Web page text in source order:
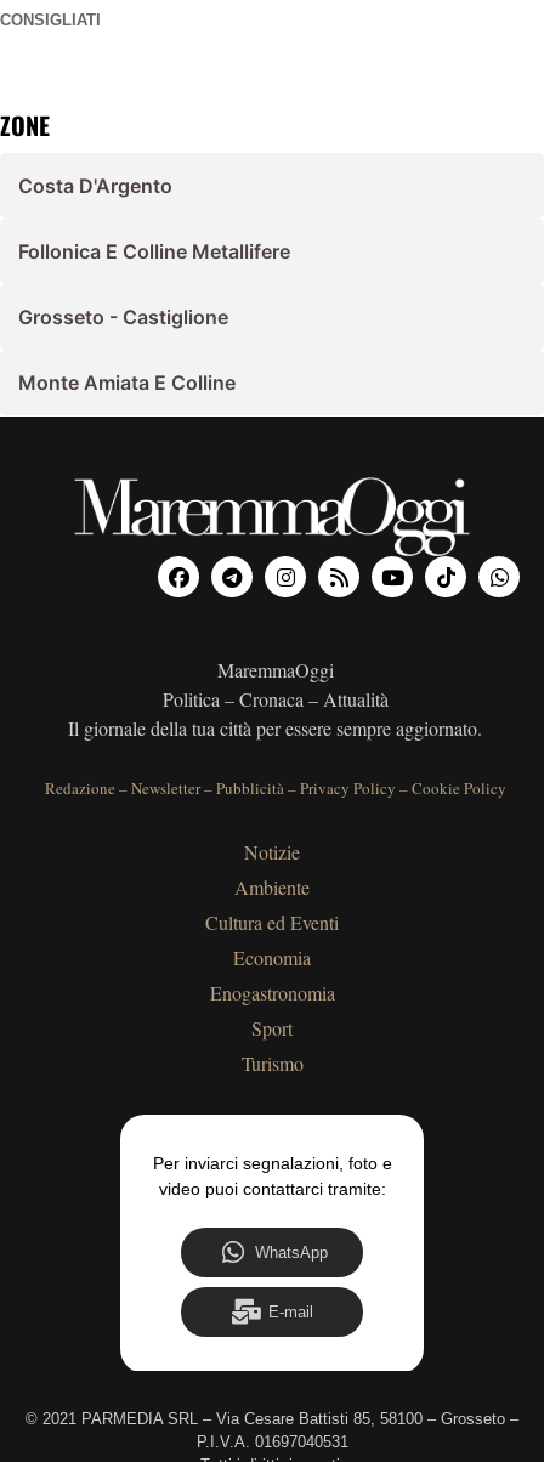
CONSIGLIATI
ZONE
Costa D'Argento
Follonica E Colline Metallifere
Grosseto - Castiglione
Monte Amiata E Colline
MaremmaOggi
Politica – Cronaca – Attualità
Il giornale della tua città per essere sempre aggiornato.
Redazione –Newsletter–Pubblicità–Privacy Policy –Cookie Policy
Notizie
Ambiente
Cultura ed Eventi
Economia
Enogastronomia
Sport
Turismo
Per inviarci segnalazioni, foto e
video puoi contattarci tramite:
WhatsApp
E-mail
© 2021 PARMEDIA SRL – Via Cesare Battisti 85, 58100 – Grosseto –
P.I.V.A. 01697040531